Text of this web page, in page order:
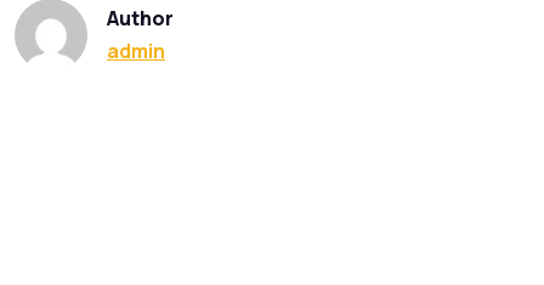
Author
admin